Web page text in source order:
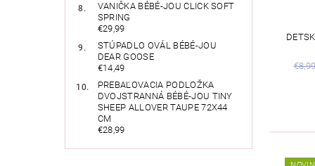
VANIČKA BÉBÉ-JOU CLICK SOFT
SPRING
€29,99
STÚPADLO OVÁL BÉBÉ-JOU
DEAR GOOSE
€14,49
PREBAĽOVACIA PODLOŽKA
DVOJSTRANNÁ BÉBÉ-JOU TINY
SHEEP ALLOVER TAUPE 72X44
CM
€28,99